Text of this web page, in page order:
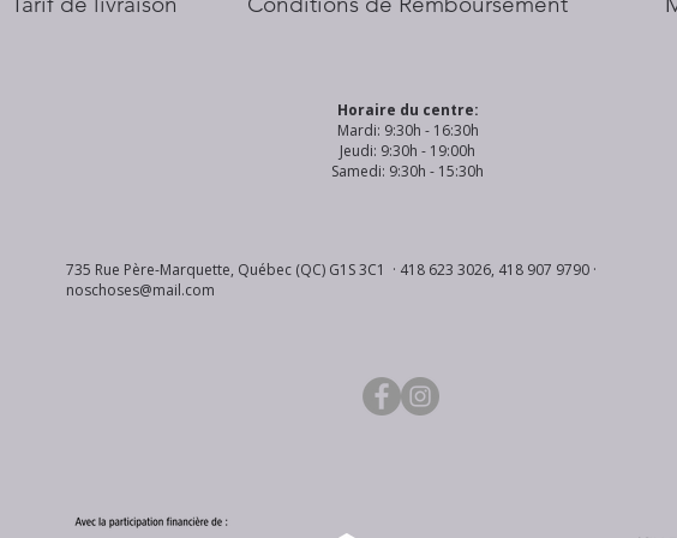
Horaire du centre:
Mardi: 9:30h - 16:30h
Jeudi: 9:30h - 19:00h
Samedi: 9:30h - 15:30h
735 Rue Père-Marquette, Québec (QC) G1S 3C1 · 418 623 3026, 418 907 9790 ·
noschoses@mail.com